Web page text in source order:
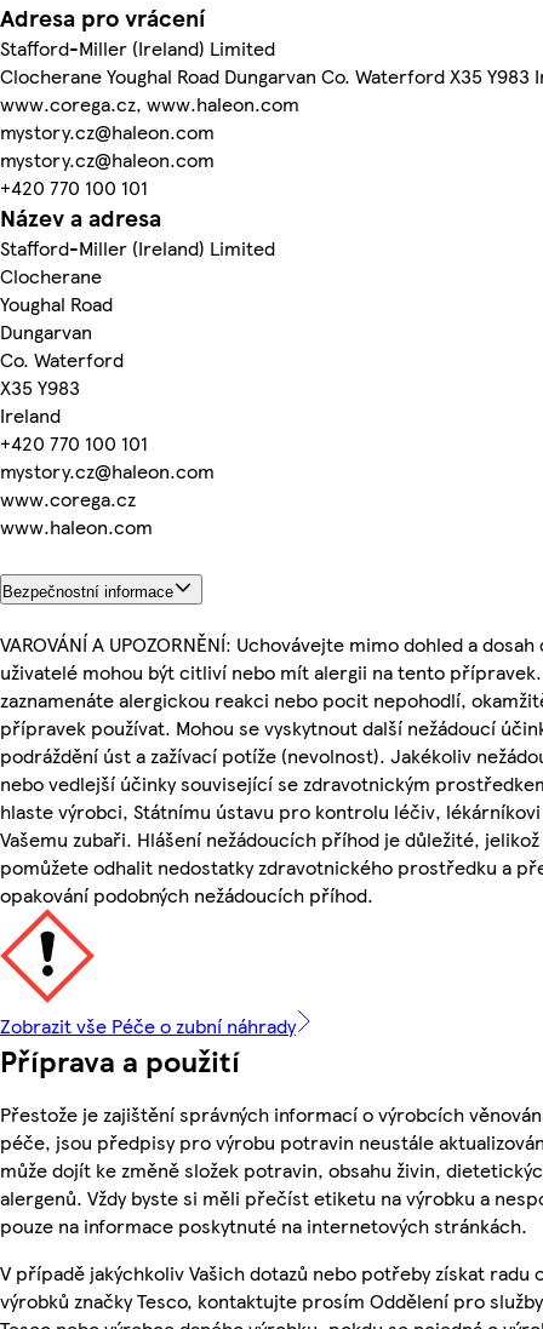
Adresa pro vrácení
Stafford-Miller (Ireland) Limited
Clocherane Youghal Road Dungarvan Co. Waterford X35 Y983
www.corega.cz, www.haleon.com
mystory.cz@haleon.com
mystory.cz@haleon.com
+420 770 100 101
Název a adresa
Stafford-Miller (Ireland) Limited
Clocherane
Youghal Road
Dungarvan
Co. Waterford
X35 Y983
Ireland
+420 770 100 101
mystory.cz@haleon.com
www.corega.cz
www.haleon.com
Bezpečnostní informace
VAROVÁNÍ A UPOZORNĚNÍ: Uchovávejte mimo dohled a
uživatelé mohou být citliví nebo mít alergii na tento
zaznamenáte alergickou reakci nebo pocit nepohodlí,
přípravek používat. Mohou se vyskytnout další nežádoucí
podráždění úst a zažívací potíže (nevolnost). Jakékoliv
nebo vedlejší účinky související se zdravotnickým
hlaste výrobci, Státnímu ústavu pro kontrolu léčiv,
Vašemu zubaři. Hlášení nežádoucích příhod je důležité,
pomůžete odhalit nedostatky zdravotnického prostředku a
opakování podobných nežádoucích příhod.
Zobrazit vše Péče o zubní náhrady
Příprava a použití
Přestože je zajištění správných informací o výrobcích
péče, jsou předpisy pro výrobu potravin neustále
může dojít ke změně složek potravin, obsahu živin,
alergenů. Vždy byste si měli přečíst etiketu na výrobku a
pouze na informace poskytnuté na internetových stránkách.
V případě jakýchkoliv Vašich dotazů nebo potřeby získat radu
výrobků značky Tesco, kontaktujte prosím Oddělení pro